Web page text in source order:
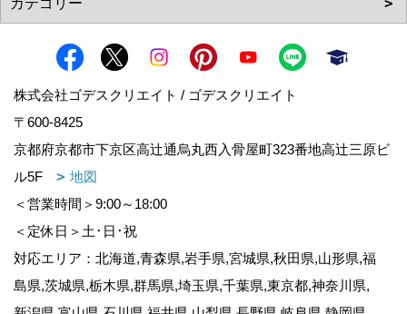
株式会社ゴデスクリエイト / ゴデスクリエイト
〒600-8425
京都府京都市下京区高辻通烏丸西入骨屋町323番地高辻三原ビ
ル5F
地図
＜営業時間＞9:00～18:00
＜定休日＞土･日･祝
対応エリア：北海道,青森県,岩手県,宮城県,秋田県,山形県,福
島県,茨城県,栃木県,群馬県,埼玉県,千葉県,東京都,神奈川県,